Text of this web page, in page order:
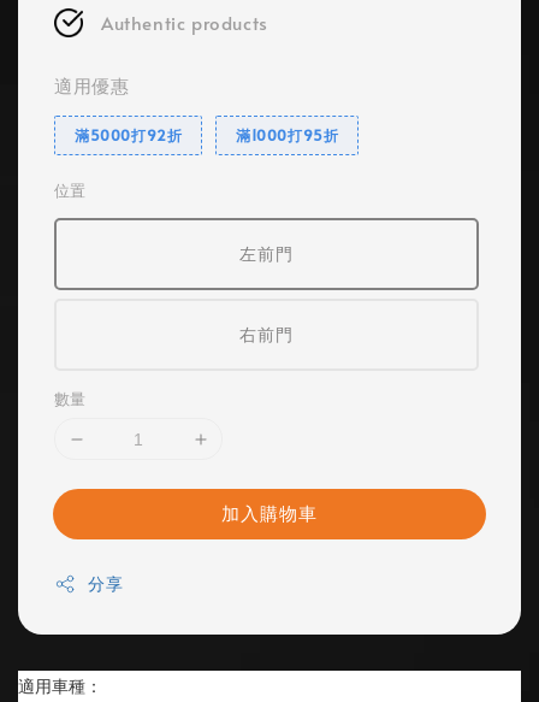
Authentic products
適用優惠
滿5000打92折 滿1000打95折
位置
左前門
右前門
數量
加入購物車
分享
適用車種：